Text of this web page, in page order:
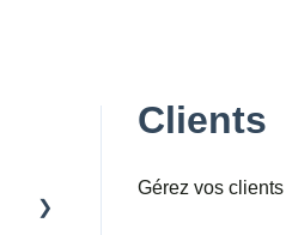
Clients
Gérez vos